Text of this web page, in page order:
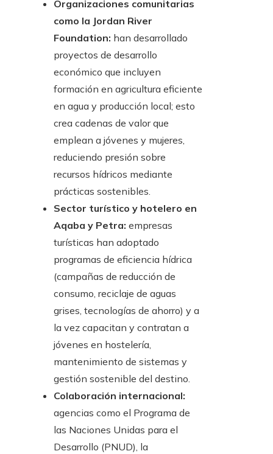
Organizaciones comunitarias
como la Jordan River
Foundation: han desarrollado
proyectos de desarrollo
económico que incluyen
formación en agricultura eficiente
en agua y producción local; esto
crea cadenas de valor que
emplean a jóvenes y mujeres,
reduciendo presión sobre
recursos hídricos mediante
prácticas sostenibles.
Sector turístico y hotelero en
Aqaba y Petra: empresas
turísticas han adoptado
programas de eficiencia hídrica
(campañas de reducción de
consumo, reciclaje de aguas
grises, tecnologías de ahorro) y a
la vez capacitan y contratan a
jóvenes en hostelería,
mantenimiento de sistemas y
gestión sostenible del destino.
Colaboración internacional:
agencias como el Programa de
las Naciones Unidas para el
Desarrollo (PNUD), la